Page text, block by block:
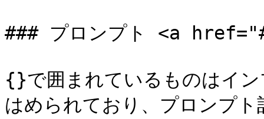
### プロンプト <a
{}で囲まれているものはイ
はめられており、プロンプ